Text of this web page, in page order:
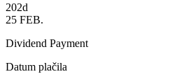
202d
25 FEB.
Dividend Payment
Datum plačila